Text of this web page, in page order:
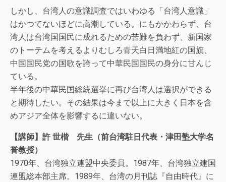
しかし、台湾人の意識調査ではいわゆる「台湾人意識」
はかつてないほどに高潮している。にもかかわらず、台
湾人は台湾国国民に成れるための苦難を負わず、新国家
のトーテムを考えるよりむしろ青天白日満地紅の国旗、
中国国民党の国歌を誇って中華民国国民の身分に甘んじ
ている。
半年後の中華民国総統選挙に再び台湾人は選択ができる
と期待したい。その結果は今まで以上に大きく日本を含
めアジア全体を影響するに違いない。
【講師】許 世楷 先生（前台湾駐日代表・津田塾大学名
誉教授）
1970年、台湾独立連盟中央委員。1987年、台湾独立建国
連盟総本部主席。1989年、台湾の月刊誌『自由時代』に